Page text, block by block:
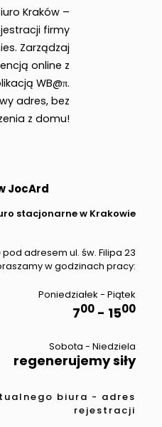
Kraków –
firmy
Zarządzaj
online z
WB@π.
adres, bez
z domu!
JocArd
stacjonarne w Krakowie
adresem ul. św. Filipa 23
w godzinach pracy:
Poniedziałek - Piątek
700 - 1500
Sobota - Niedziela
regenerujemy siły
biura - adres
rejestracji